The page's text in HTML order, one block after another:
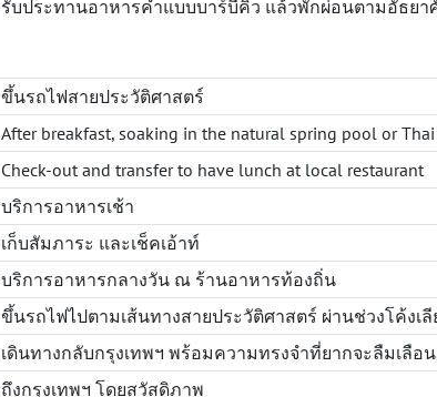
รับประทานอาหารค่ำแบบบาร์บีคิว แล้วพักผ่อนตามอัธย
ขึ้นรถไฟสายประวัติศาสตร์
After breakfast, soaking in the natural spring pool or
Check-out and transfer to have lunch at local restaurant
บริการอาหารเช้า
เก็บสัมภาระ และเช็คเอ้าท์
บริการอาหารกลางวัน ณ ร้านอาหารท้องถิ่น
ขึ้นรถไฟไปตามเส้นทางสายประวัติศาสตร์ ผ่านช่วงโค้ง
เดินทางกลับกรุงเทพฯ พร้อมความทรงจำที่ยากจะลืมเลือน
ถึงกรุงเทพฯ โดยสวัสดิภาพ